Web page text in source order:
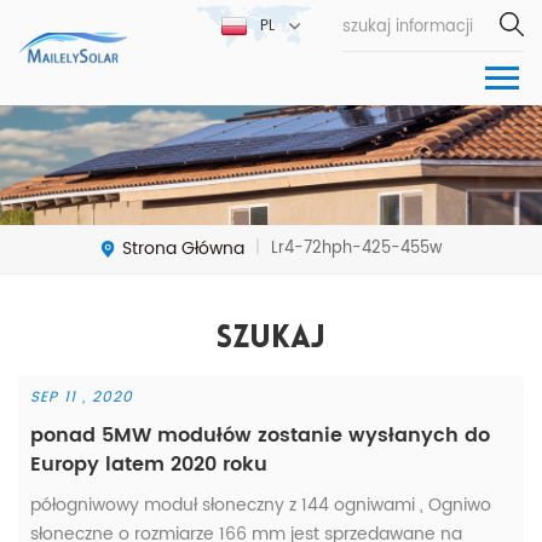
PL
Strona Główna | Lr4-72hph-425-455w
Szukaj
SEP 11 , 2020
ponad 5MW modułów zostanie wysłanych do
Europy latem 2020 roku
półogniwowy moduł słoneczny z 144 ogniwami , Ogniwo
słoneczne o rozmiarze 166 mm jest sprzedawane na